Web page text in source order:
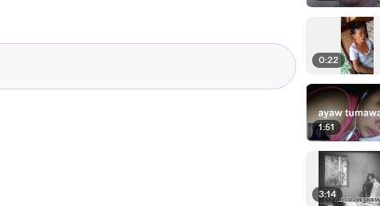
0:22
1:51
3:14